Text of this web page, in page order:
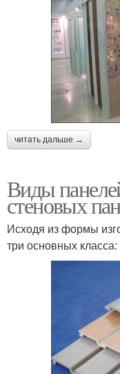
читать дальше →
Виды
стеновых
Исходя из формы
три основных класса: